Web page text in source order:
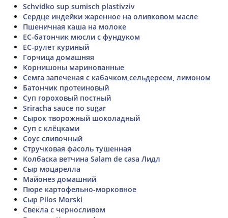
Schvidko sup sumisch plastivziv
Сердце индейки жаренное на оливковом масле
Пшеничная каша на молоке
ЕС-батончик мюсли с фундуком
ЕС-рулет куриный
Горчица домашняя
Корнишоны маринованные
Семга запеченая с кабачком,сельдереем, лимоном
Батончик протеиновый
Суп гороховый постный
Sriracha sauce no sugar
Сырок творожный шоколадный
Суп с клёцками
Соус сливочный
Стручковая фасоль тушенная
Колбаска ветчина Salam de casа Лидл
Сыр моцарелла
Майонез домашний
Пюре картофельно-морковное
Сыр Pilos Morski
Свекла с черносливом